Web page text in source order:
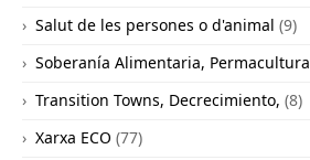
Salut de les persones o d'animal (9)
Soberanía Alimentaria, Permacultura
Transition Towns, Decrecimiento, (8)
Xarxa ECO (77)